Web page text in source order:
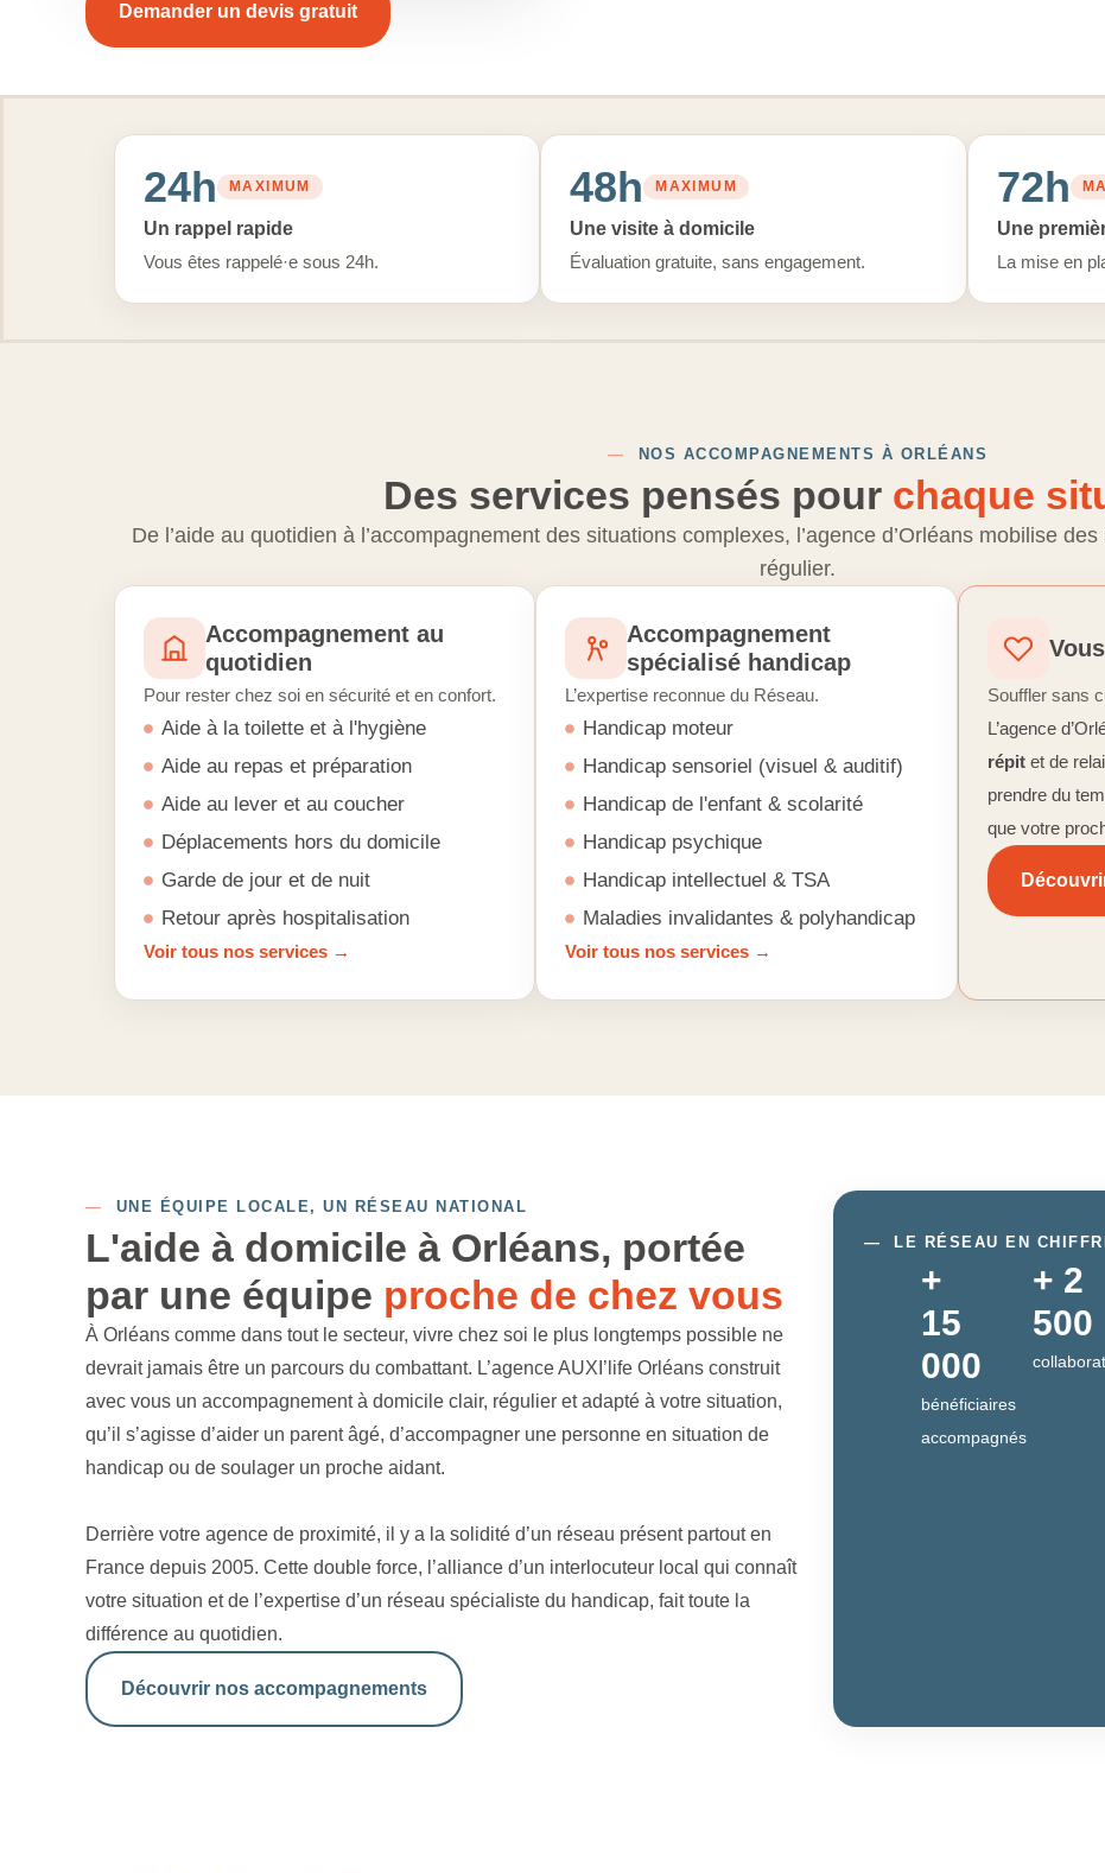
Demander un devis gratuit
24h MAXIMUM
Un rappel rapide
Vous êtes rappelé·e sous 24h.
48h MAXIMUM
Une visite à domicile
Évaluation gratuite, sans engagement.
72h
Une
La mise en
— NOS ACCOMPAGNEMENTS À ORLÉANS
Des services pensés pour chaque
De l’aide au quotidien à l’accompagnement des situations complexes, l’agence d’Orléans mobilise
régulier.
Accompagnement au
quotidien
Pour rester chez soi en sécurité et en confort.
Aide à la toilette et à l'hygiène
Aide au repas et préparation
Aide au lever et au coucher
Déplacements hors du domicile
Garde de jour et de nuit
Retour après hospitalisation
Voir tous nos services →
Accompagnement
spécialisé handicap
L’expertise reconnue du Réseau.
Handicap moteur
Handicap sensoriel (visuel & auditif)
Handicap de l'enfant & scolarité
Handicap psychique
Handicap intellectuel & TSA
Maladies invalidantes & polyhandicap
Voir tous nos services →
Souffler sans
L’agence
répitet de
prendre du
que votre
— UNE ÉQUIPE LOCALE, UN RÉSEAU NATIONAL
L'aide à domicile à Orléans, portée
par une équipe proche de chez vous
À Orléans comme dans tout le secteur, vivre chez soi le plus longtemps possible ne
devrait jamais être un parcours du combattant. L’agence AUXI’life Orléans construit
avec vous un accompagnement à domicile clair, régulier et adapté à votre situation,
qu’il s’agisse d’aider un parent âgé, d’accompagner une personne en situation de
handicap ou de soulager un proche aidant.
Derrière votre agence de proximité, il y a la solidité d’un réseau présent partout en
France depuis 2005. Cette double force, l’alliance d’un interlocuteur local qui connaît
votre situation et de l’expertise d’un réseau spécialiste du handicap, fait toute la
différence au quotidien.
Découvrir nos accompagnements
— LE RÉSEAU EN
+
15
000
bénéficiaires
accompagnés
+ 2
500